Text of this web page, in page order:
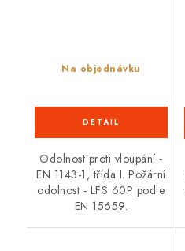
Na objednávku
Odolnost proti vloupání -
EN 1143-1, třída I. Požární
odolnost - LFS 60P podle
EN 15659.